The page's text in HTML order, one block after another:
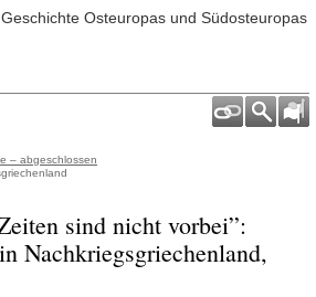
Geschichte Osteuropas und Südosteuropas
– abgeschlossen
sind nicht vorbei”:
Nachkriegsgriechenland,